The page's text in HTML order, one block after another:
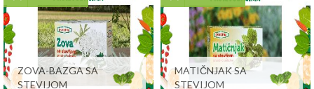
ZOVA-BAZGA SA
STEVIJOM
MATIČNJAK SA
STEVIJOM